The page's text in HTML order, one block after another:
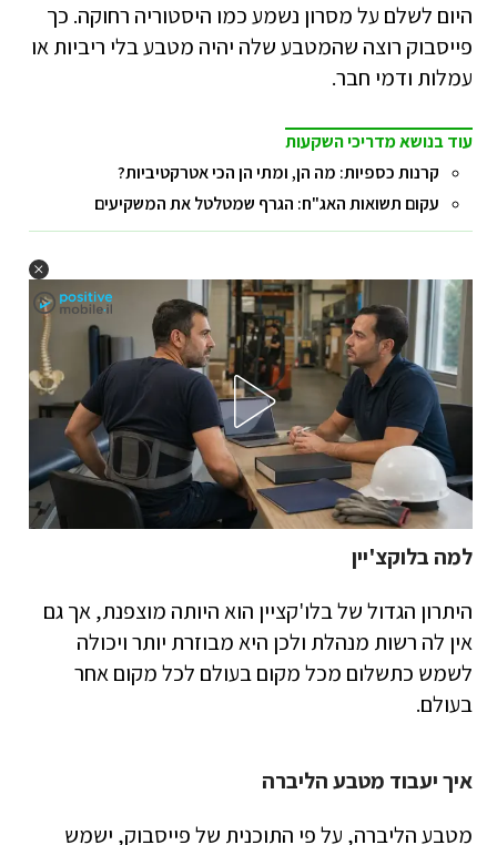
היום לשלם על מסרון נשמע כמו היסטוריה רחוקה. כך
פייסבוק רוצה שהמטבע שלה יהיה מטבע בלי ריביות או
עמלות ודמי חבר.
עוד בנושא מדריכי השקעות
קרנות כספיות: מה הן, ומתי הן הכי אטרקטיביות?
עקום תשואות האג"ח: הגרף שמטלטל את המשקיעים
למה בלוקצ'יין
היתרון הגדול של בלו'קציין הוא היותה מוצפנת, אך גם
אין לה רשות מנהלת ולכן היא מבוזרת יותר ויכולה
לשמש כתשלום מכל מקום בעולם לכל מקום אחר
בעולם.
איך יעבוד מטבע הליברה
מטבע הליברה, על פי התוכנית של פייסבוק, ישמש